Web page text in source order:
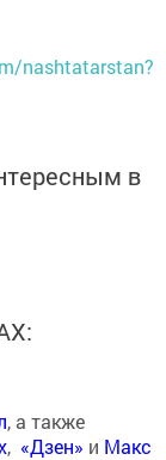
nashtatarstan?
в
, а также
, «Дзен» и Макс